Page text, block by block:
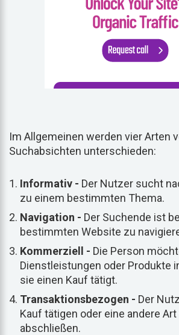
Im Allgemeinen werden vier Arten
Suchabsichten unterschieden:
Informativ - Der Nutzer sucht
zu einem bestimmten Thema.
Navigation - Der Suchende ist
bestimmten Website zu
Kommerziell - Die Person
Dienstleistungen oder Produkte
sie einen Kauf tätigt.
Transaktionsbezogen - Der
Kauf tätigen oder eine andere
abschließen.